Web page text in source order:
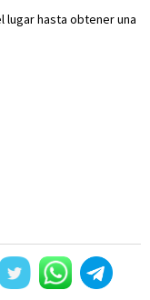
lugar hasta obtener una